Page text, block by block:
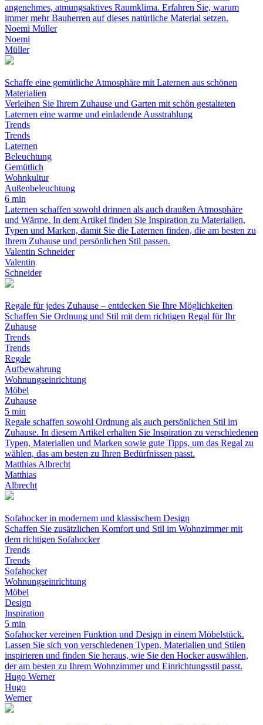
angenehmes, atmungsaktives Raumklima. Erfahren Sie, warum
immer mehr Bauherren auf dieses natürliche Material setzen.
Noemi Müller
Noemi
Müller
Schaffe eine gemütliche Atmosphäre mit Laternen aus schönen
Materialien
Verleihen Sie Ihrem Zuhause und Garten mit schön gestalteten
Laternen eine warme und einladende Ausstrahlung
Trends
Trends
Laternen
Beleuchtung
Gemütlich
Wohnkultur
Außenbeleuchtung
6 min
Laternen schaffen sowohl drinnen als auch draußen Atmosphäre
und Wärme. In dem Artikel finden Sie Inspiration zu Materialien,
Typen und Marken, damit Sie die Laternen finden, die am besten zu
Ihrem Zuhause und persönlichen Stil passen.
Valentin Schneider
Valentin
Schneider
Regale für jedes Zuhause – entdecken Sie Ihre Möglichkeiten
Schaffen Sie Ordnung und Stil mit dem richtigen Regal für Ihr
Zuhause
Trends
Trends
Regale
Aufbewahrung
Wohnungseinrichtung
Möbel
Zuhause
5 min
Regale schaffen sowohl Ordnung als auch persönlichen Stil im
Zuhause. In diesem Artikel erhalten Sie Inspiration zu verschiedenen
Typen, Materialien und Marken sowie gute Tipps, um das Regal zu
wählen, das am besten zu Ihren Bedürfnissen passt.
Matthias Albrecht
Matthias
Albrecht
Sofahocker in modernem und klassischem Design
Schaffen Sie zusätzlichen Komfort und Stil im Wohnzimmer mit
dem richtigen Sofahocker
Trends
Trends
Sofahocker
Wohnungseinrichtung
Möbel
Design
Inspiration
5 min
Sofahocker vereinen Funktion und Design in einem Möbelstück.
Lassen Sie sich von verschiedenen Typen, Materialien und Stilen
inspirieren und finden Sie heraus, wie Sie den Hocker auswählen,
der am besten zu Ihrem Wohnzimmer und Einrichtungsstil passt.
Hugo Werner
Hugo
Werner